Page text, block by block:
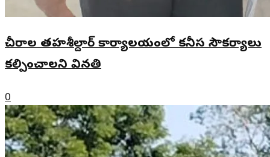
చీరాల తహశీల్దార్ కార్యాలయంలో కనీస సౌకర్యాలు
కల్పించాలని వినతి
0